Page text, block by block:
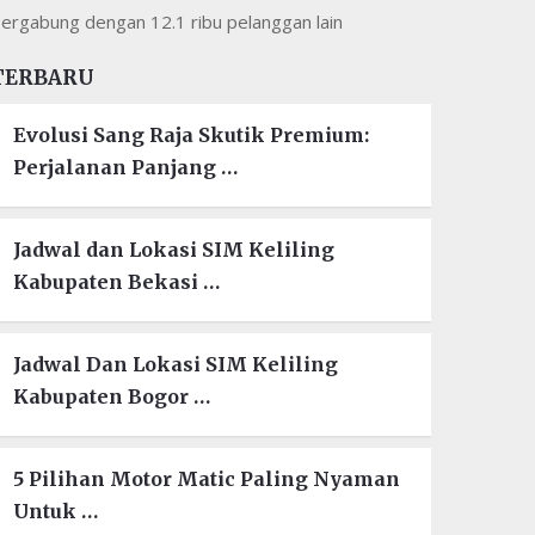
dengan 12.1 ribu pelanggan lain
Evolusi Sang Raja Skutik Premium:
Perjalanan Panjang …
Jadwal dan Lokasi SIM Keliling
Kabupaten Bekasi …
Jadwal Dan Lokasi SIM Keliling
Kabupaten Bogor …
5 Pilihan Motor Matic Paling Nyaman
Untuk …